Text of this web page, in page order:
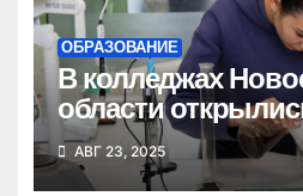
ОБРАЗОВАНИЕ
В колледжах
области
новых
АВГ 23, 2025